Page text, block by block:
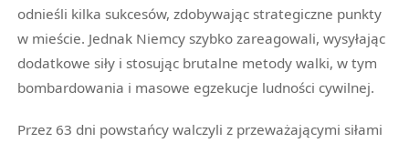
odnieśli kilka sukcesów, zdobywając strategiczne punkty
w mieście. Jednak Niemcy szybko zareagowali, wysyłając
dodatkowe siły i stosując brutalne metody walki, w tym
bombardowania i masowe egzekucje ludności cywilnej.
Przez 63 dni powstańcy walczyli z przeważającymi siłami